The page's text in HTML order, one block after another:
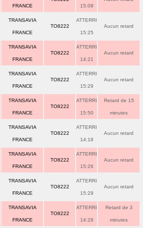
FRANCE 15:08
TRANSAVIA
FRANCE
TO8222
ATTERRI
15:25
Aucun retard
TRANSAVIA
FRANCE
TO8222
ATTERRI
14:21
Aucun retard
TRANSAVIA
FRANCE
TO8222
ATTERRI
15:29
Aucun retard
TRANSAVIA
FRANCE
TO8222
ATTERRI
15:50
Retard de 15
minutes
TRANSAVIA
FRANCE
TO8222
ATTERRI
14:18
Aucun retard
TRANSAVIA
FRANCE
TO8222
ATTERRI
15:26
Aucun retard
TRANSAVIA
FRANCE
TO8222
ATTERRI
15:29
Aucun retard
TRANSAVIA
FRANCE
TO8222
ATTERRI
14:28
Retard de 3
minutes